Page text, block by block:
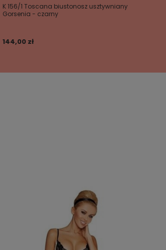
K 156/1 Toscana biustonosz usztywniany
Gorsenia - czarny
144,00 zł